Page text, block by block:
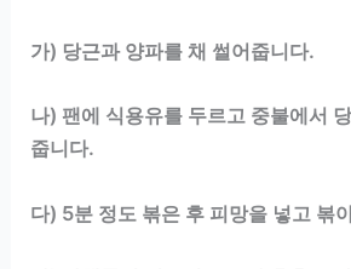
가) 당근과 양파를 채 썰어줍니다.
나) 팬에 식용유를 두르고 중불에서
줍니다.
다) 5분 정도 볶은 후 피망을 넣고 볶